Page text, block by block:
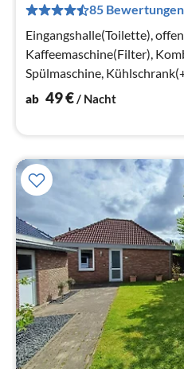
85 Bewertungen
Eingangshalle(Toilette),
Kaffeemaschine(Filter),
Spülmaschine,
Wohn/Esszimmer(TV(smart
ab 49€/ Nacht